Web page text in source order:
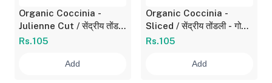
Organic Coccinia -
Julienne Cut / सेंद्रीय तोंडली
Rs.105
Add
Organic Coccinia -
Sliced / सेंद्रीय तोंडली - गोल
काप 180 gm
Rs.105
Add